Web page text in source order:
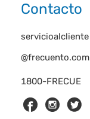
Contacto
1800-FRECUE
servicioalcliente
@frecuento.com